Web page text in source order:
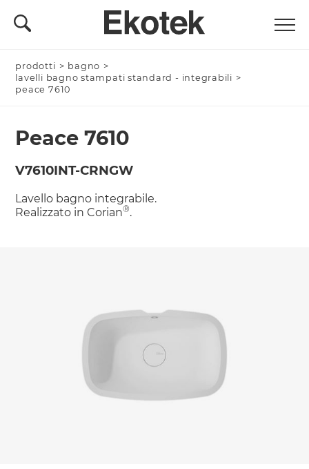
prodotti > bagno >
lavelli bagno stampati standard - integrabili >
peace 7610
Peace 7610
V7610INT-CRNGW
Lavello bagno integrabile.
Realizzato in Corian®.
Nominativo *
Azienda/Privato *
Nome Azienda